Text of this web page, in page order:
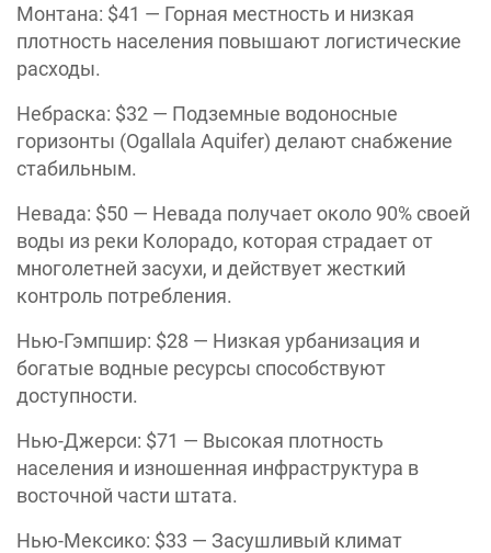
Монтана: $41 — Горная местность и низкая
плотность населения повышают логистические
расходы.
Небраска: $32 — Подземные водоносные
горизонты (Ogallala Aquifer) делают снабжение
стабильным.
Невада: $50 — Невада получает около 90% своей
воды из реки Колорадо, которая страдает от
многолетней засухи, и действует жесткий
контроль потребления.
Нью-Гэмпшир: $28 — Низкая урбанизация и
богатые водные ресурсы способствуют
доступности.
Нью-Джерси: $71 — Высокая плотность
населения и изношенная инфраструктура в
восточной части штата.
Нью-Мексико: $33 — Засушливый климат